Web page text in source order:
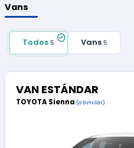
Vans
Todos5 Vans 5
VAN ESTÁNDAR
TOYOTA Sienna (o Similar)